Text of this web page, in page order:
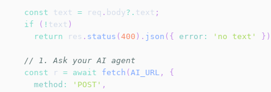
const text = req . body?. text ;
if
( ! text )
return res . status ( 400 ) . json ( { error : 'no text' } )
// 1. Ask your AI agent
const r = await fetch ( AI_URL ,
{
method : 'POST' ,